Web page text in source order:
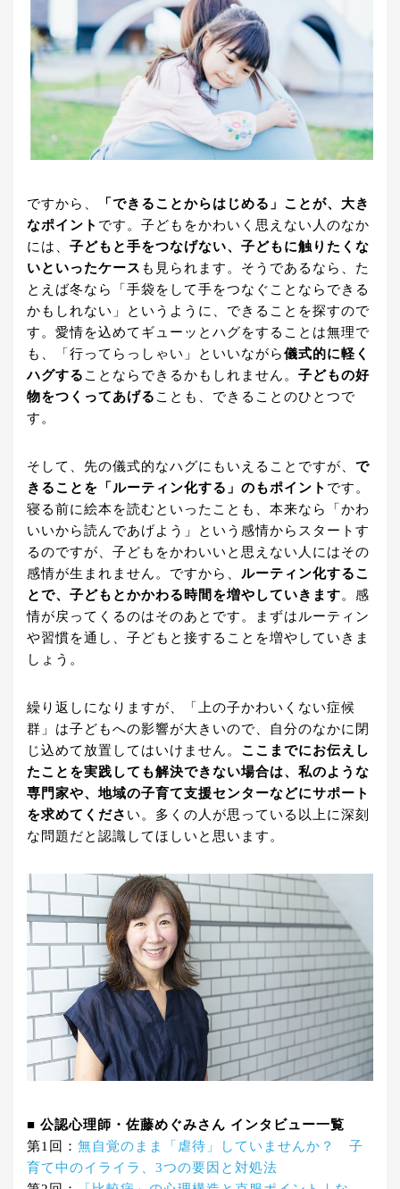
ですから、
「できることからはじめる」ことが、大き
なポイント です。子どもをかわいく思えない人のなか
には、 子どもと手をつなげない、子どもに触りたくな
いといったケース も見られます。そうであるなら、た
とえば冬なら「手袋をして手をつなぐことならできる
かもしれない」というように、できることを探すので
す。愛情を込めてギューッとハグをすることは無理で
も、「行ってらっしゃい」といいながら儀式的に軽く
ハグする ことならできるかもしれません。 子どもの好
物をつくってあげる ことも、できることのひとつで
す。
そして、先の儀式的なハグにもいえることですが、 で
きることを「ルーティン化する」のもポイント です。
寝る前に絵本を読むといったことも、本来なら「かわ
いいから読んであげよう」という感情からスタートす
るのですが、子どもをかわいいと思えない人にはその
感情が生まれません。ですから、 ルーティン化するこ
とで、子どもとかかわる時間を増やしていきます。感
情が戻ってくるのはそのあとです。まずはルーティン
や習慣を通し、子どもと接することを増やしていきま
しょう。
繰り返しになりますが、「上の子かわいくない症候
群」は子どもへの影響が大きいので、自分のなかに閉
じ込めて放置してはいけません。 ここまでにお伝えし
たことを実践しても解決できない場合は、私のような
専門家や、地域の子育て支援センターなどにサポート
を求めてくださ い。多くの人が思っている以上に深刻
な問題だと認識してほしいと思います。
■ 公認心理師・佐藤めぐみさん インタビュー一覧
第1回： 無自覚のまま「虐待」していませんか？ 子
育て中のイライラ、3つの要因と対処法